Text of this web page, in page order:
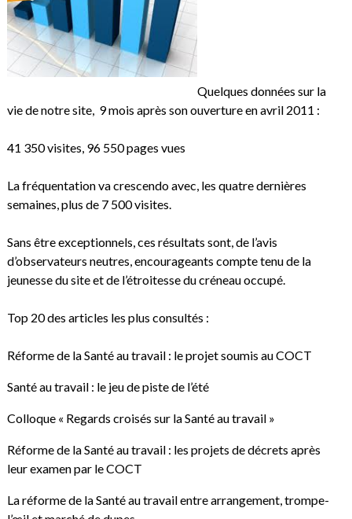
Quelques données sur la
vie de notre site, 9 mois après son ouverture en avril 2011 :
41 350 visites, 96 550 pages vues
La fréquentation va crescendo avec, les quatre dernières
semaines, plus de 7 500 visites.
Sans être exceptionnels, ces résultats sont, de l’avis
d’observateurs neutres, encourageants compte tenu de la
jeunesse du site et de l’étroitesse du créneau occupé.
Top 20 des articles les plus consultés :
Réforme de la Santé au travail : le projet soumis au COCT
Santé au travail : le jeu de piste de l’été
Colloque « Regards croisés sur la Santé au travail »
Réforme de la Santé au travail : les projets de décrets après
leur examen par le COCT
La réforme de la Santé au travail entre arrangement, trompe-